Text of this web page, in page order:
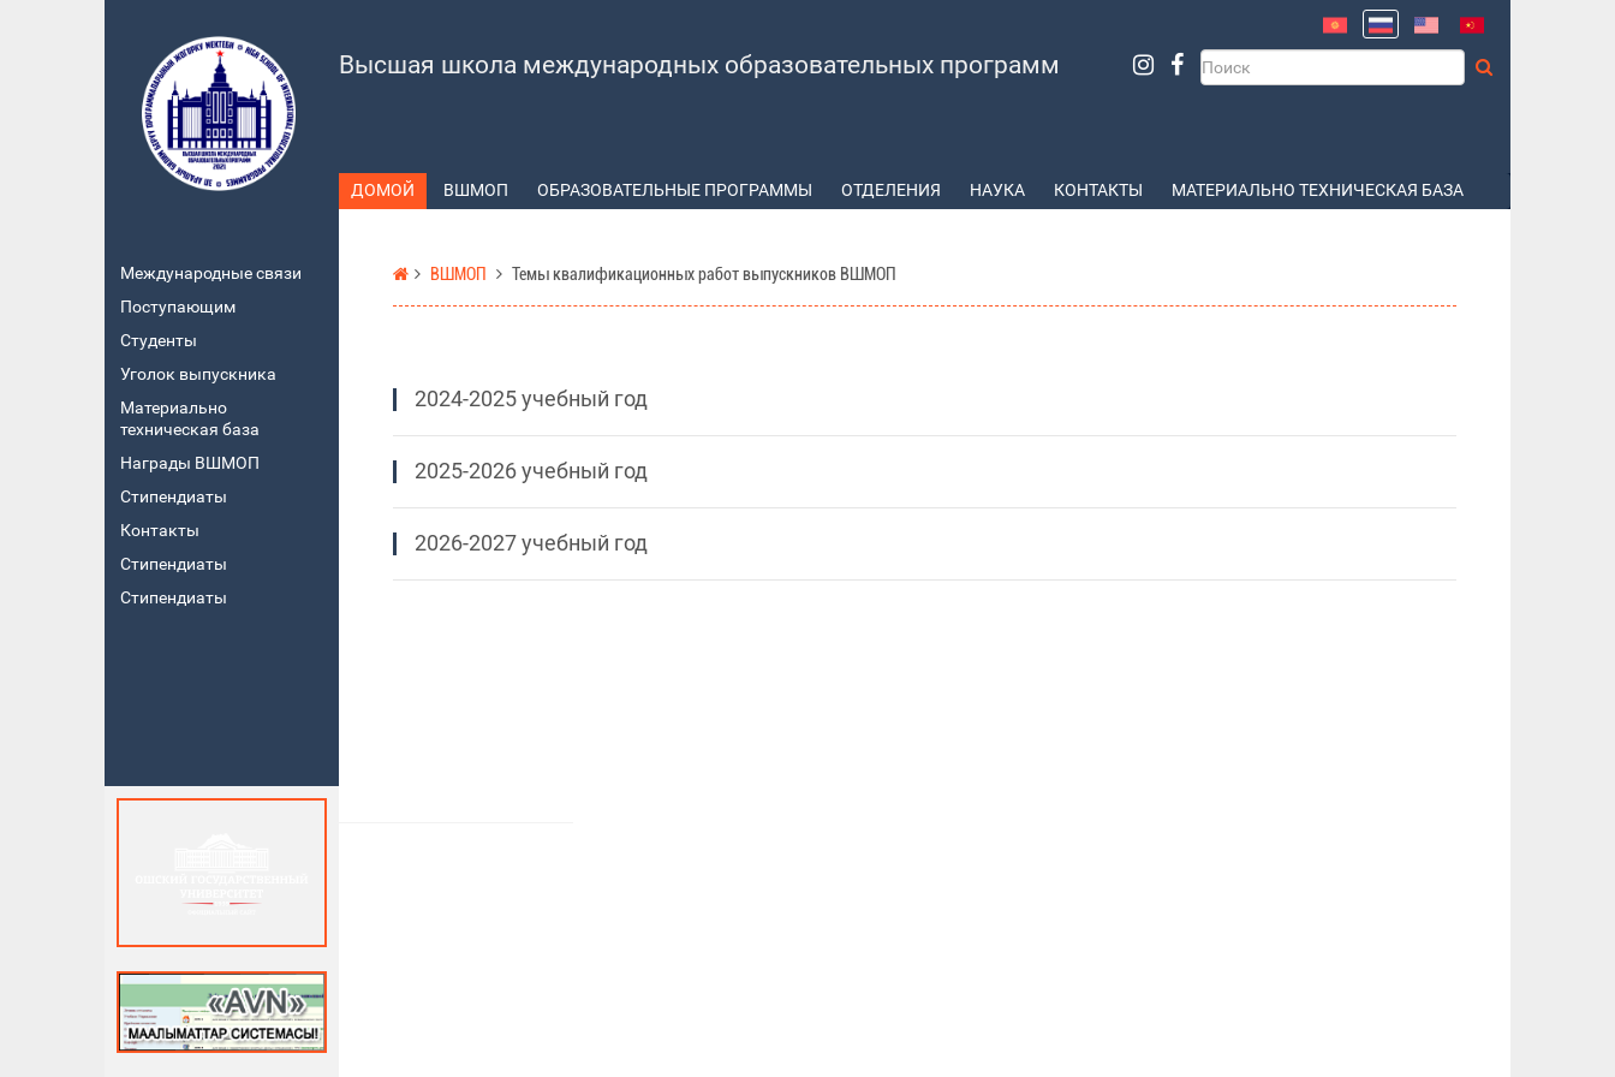
Высшая школа международных образовательных программ
ДОМОЙ ВШМОП ОБРАЗОВАТЕЛЬНЫЕ ПРОГРАММЫ ОТДЕЛЕНИЯ НАУКА КОНТАКТЫ МАТЕРИАЛЬНО ТЕХНИЧЕСКАЯ БАЗА
Международные связи
Поступающим
Студенты
Уголок выпускника
Материально
техническая база
Награды ВШМОП
Стипендиаты
Контакты
Стипендиаты
Стипендиаты
ВШМОП Темы квалификационных работ выпускников ВШМОП
2024-2025 учебный год
2025-2026 учебный год
2026-2027 учебный год